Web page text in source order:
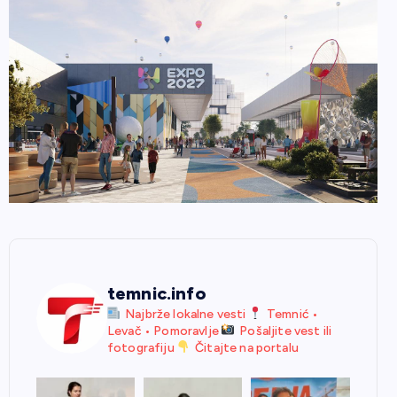
temnic.info
Najbrže lokalne vesti
Temnić •
Levač • Pomoravlje
Pošaljite vest ili
fotografiju
Čitajte na portalu